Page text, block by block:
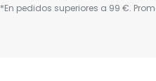
*En pedidos superiores a 99 €.